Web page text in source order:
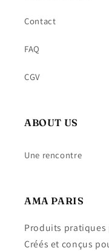
Contact
FAQ
CGV
ABOUT US
Une rencontre
AMA PARIS
Produits pratiques
Créés et conçus